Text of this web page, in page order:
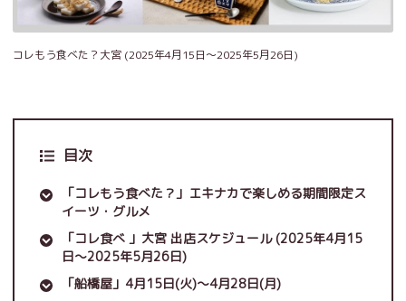
コレもう食べた？大宮 (2025年4月15日～2025年5月26日)
目次
「コレもう食べた？」エキナカで楽しめる期間限定ス
イーツ・グルメ
「コレ食べ 」大宮 出店スケジュール (2025年4月15
日～2025年5月26日)
「船橋屋」4月15日(火)～4月28日(月)